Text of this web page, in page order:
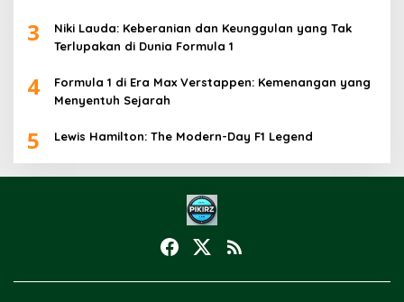
3
Niki Lauda: Keberanian dan Keunggulan yang Tak
Terlupakan di Dunia Formula 1
4
Formula 1 di Era Max Verstappen: Kemenangan yang
Menyentuh Sejarah
5 Lewis Hamilton: The Modern-Day F1 Legend